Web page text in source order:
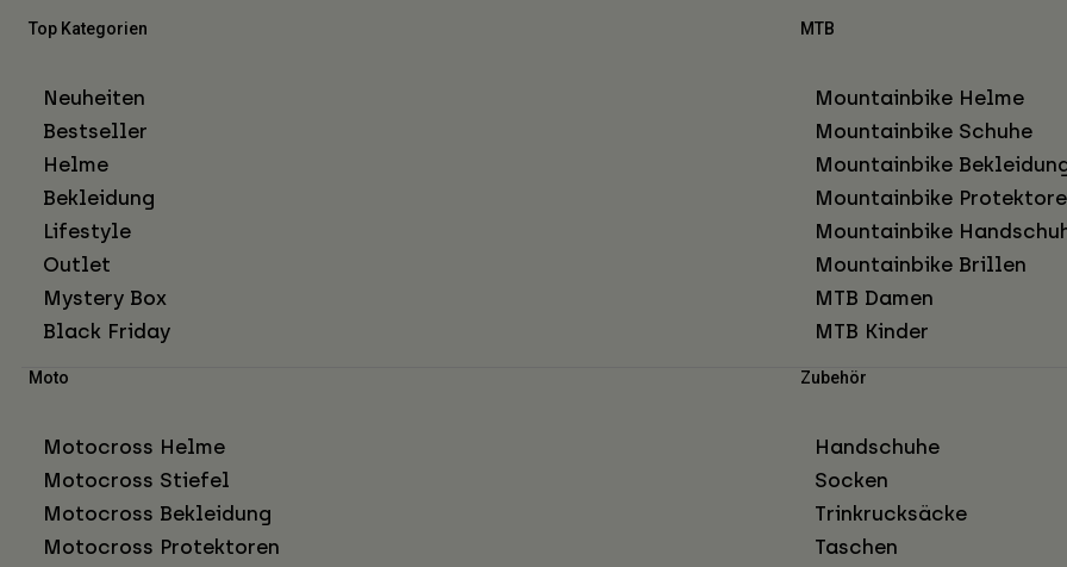
Top Kategorien
Neuheiten
Bestseller
Helme
Bekleidung
Lifestyle
Outlet
Mystery Box
Black Friday
MTB
Mountainbike Helme
Mountainbike Schuhe
Mountainbike
Mountainbike
Mountainbike
Mountainbike Brillen
MTB Damen
MTB Kinder
Moto
Motocross Helme
Motocross Stiefel
Motocross Bekleidung
Motocross Protektoren
Zubehör
Handschuhe
Socken
Trinkrucksäcke
Taschen